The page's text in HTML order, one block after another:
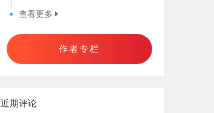
查看更多
作者专栏
近期评论